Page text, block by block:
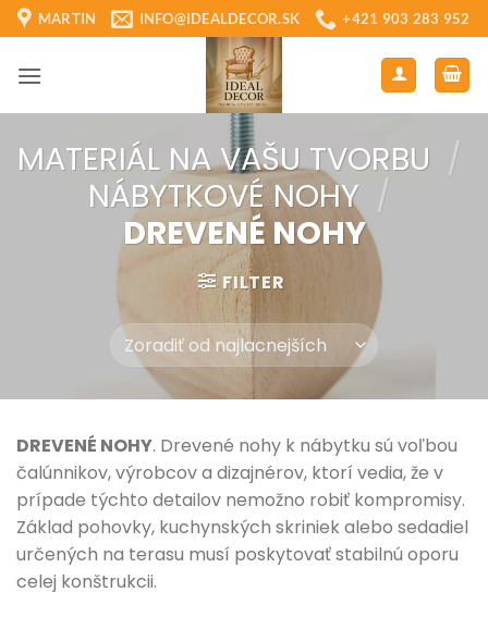
Skip
to
content
MARTIN INFO@IDEALDECOR.SK +421 903 283 952
MATERIÁL NA VAŠU TVORBU /
NÁBYTKOVÉ NOHY /
DREVENÉ NOHY
FILTER
DREVENÉ NOHY. Drevené nohy k nábytku sú voľbou
čalúnnikov, výrobcov a dizajnérov, ktorí vedia, že v
prípade týchto detailov nemožno robiť kompromisy.
Základ pohovky, kuchynských skriniek alebo sedadiel
určených na terasu musí poskytovať stabilnú oporu
celej konštrukcii.